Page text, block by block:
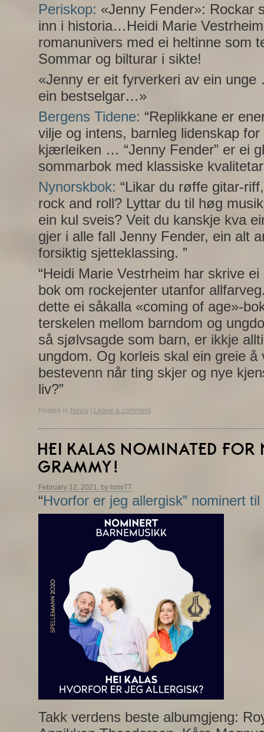
Periskop: «Jenny Fender»: Rockar
inn i historia…Heidi Marie
romanunivers med ei heltinne som
Sommar og bilturar i sikte!
«Jenny er eit fyrverkeri av ein
ein bestselgar…»
Bergens Tidene: “Replikkane er
vilje og intens, barnleg lidenskap
kjærleiken … “Jenny Fender” er ei
sommarbok med klassiske
Nynorskbok: “Likar du røffe gitar-
rock and roll? Lyttar du til høg
ein kul sveis? Veit du kanskje kva
gjer i alle fall Jenny Fender, ein alt
forsiktig sjetteklassing. ”
“Heidi Marie Vestrheim har skrive
bok om rockejenter utanfor
dette ei såkalla «coming of age»-
terskelen mellom barndom og
så sjølvsagde som barn, er ikkje
ungdom. Og korleis skal ein greie å
bestevenn når ting skjer og nye
liv?”
Posted in News | Leave a comment
HEI KALAS NOMINATED
GRAMMY!
February 12, 2021, by hmv77
“Hvorfor er jeg allergisk” nominert
Takk verdens beste albumgjeng: